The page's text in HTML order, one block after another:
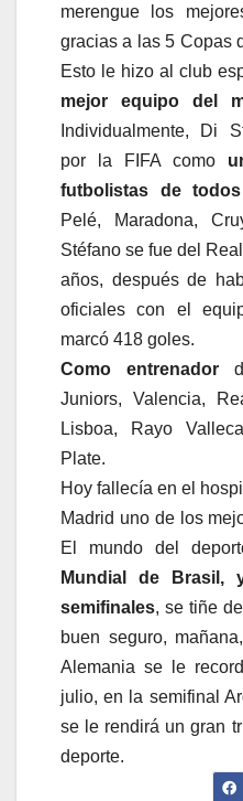
merengue los
gracias a las 5 Copas
Esto le hizo al club
mejor equipo del
Individualmente, Di
por la FIFA como
futbolistas de
Pelé, Maradona,
Stéfano se fue del
años, después de
oficiales con el
marcó 418 goles.
Como entrenador
Juniors, Valencia,
Lisboa, Rayo
Plate.
Hoy fallecía en el
Madrid uno de los
El mundo del
Mundial de Brasil,
semifinales, se tiñe
buen seguro,
Alemania se le
julio, en la semifinal
se le rendirá un gran
deporte.